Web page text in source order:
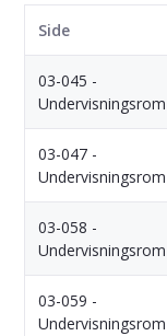
Side
03-045 -
Undervisningsrom
03-047 -
Undervisningsrom
03-058 -
Undervisningsrom
03-059 -
Undervisningsrom